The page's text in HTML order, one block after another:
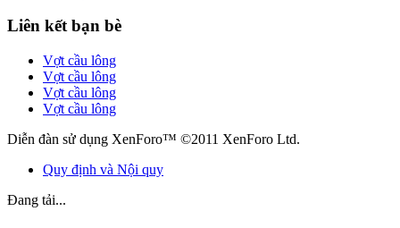
Liên kết bạn bè
Vợt cầu lông
Vợt cầu lông
Vợt cầu lông
Vợt cầu lông
Diễn đàn sử dụng XenForo™ ©2011 XenForo Ltd.
Quy định và Nội quy
Đang tải...